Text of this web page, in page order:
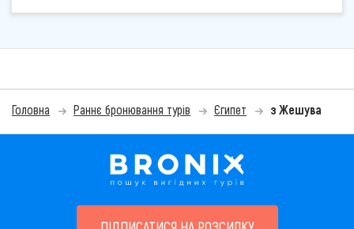
Головна Раннє бронювання турів Єгипет з Жешува